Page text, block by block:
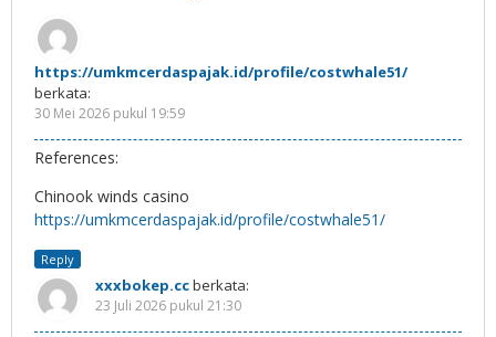
https://umkmcerdaspajak.id/profile/costwhale51/
berkata:
30 Mei 2026 pukul 19:59
References:
Chinook winds casino
https://umkmcerdaspajak.id/profile/costwhale51/
Reply
xxxbokep.ccberkata:
23 Juli 2026 pukul 21:30